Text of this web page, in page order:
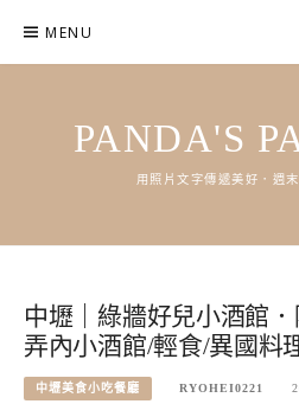
content
MENU
PANDA'S
用照片文字傳遞美好．週
中壢｜綠牆好兒小酒館
弄內小酒館/輕食/異國料
中壢美食小吃餐廳 RYOHEI0221